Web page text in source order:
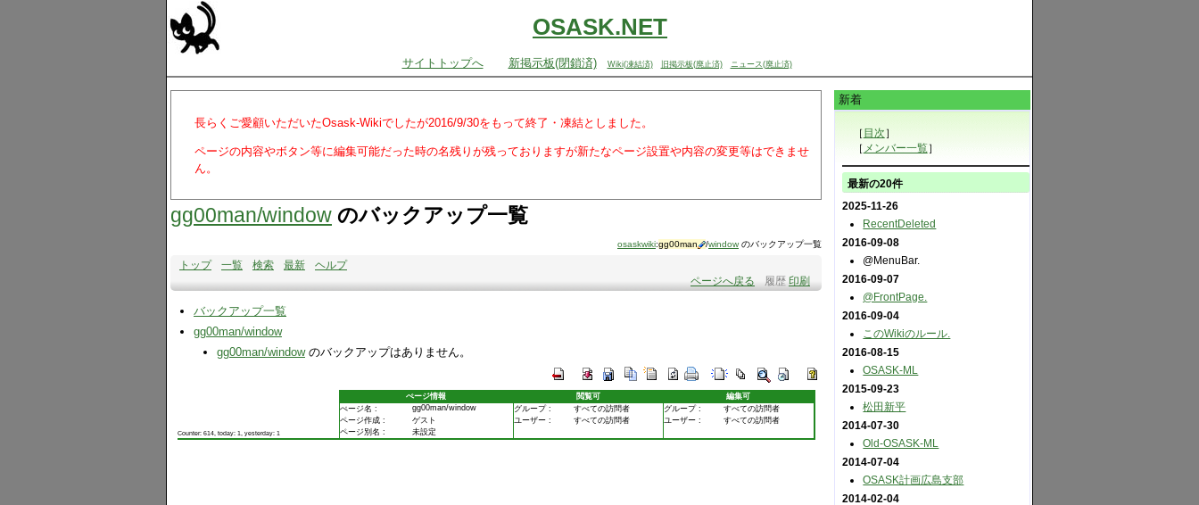
OSASK.NET
サイトトップへ 新掲示板(閉鎖済) Wiki(凍結済) 旧掲示板(廃止済) ニュース(廃止済)
長らくご愛顧いただいたOsask-Wikiでしたが2016/9/30をもって終了・凍結としました。
ページの内容やボタン等に編集可能だった時の名残りが残っておりますが新たなページ設置や内容の変更等はできませ
ん。
gg00man​/window のバックアップ一覧
osaskwiki:gg00man /window のバックアップ一覧
トップ 一覧 検索 最新
ヘルプ
ページへ戻る
履歴 印刷
バックアップ一覧
gg00man​/window
gg00man​/windowのバックアップはありません。
Counter: 614, today: 1, yesterday: 1
ぺージ情報 閲覧可
編集可
ぺージ名 :
gg00man/window グループ : すべての訪問者 グループ :
すべての訪問者
ページ作成 :
ゲスト ユーザー : すべての訪問者 ユーザー :
すべての訪問者
ページ別名 :
未設定
新着
［目次 ］
［ メンバー一覧］
最新の20件
2025-11-26
RecentDeleted
2016-09-08
@MenuBar.
2016-09-07
@FrontPage.
2016-09-04
このWikiのルール.
2016-08-15
OSASK-ML
2015-09-23
松田新平
2014-07-30
Old-OSASK-ML
2014-07-04
OSASK計画広島支部
2014-02-04